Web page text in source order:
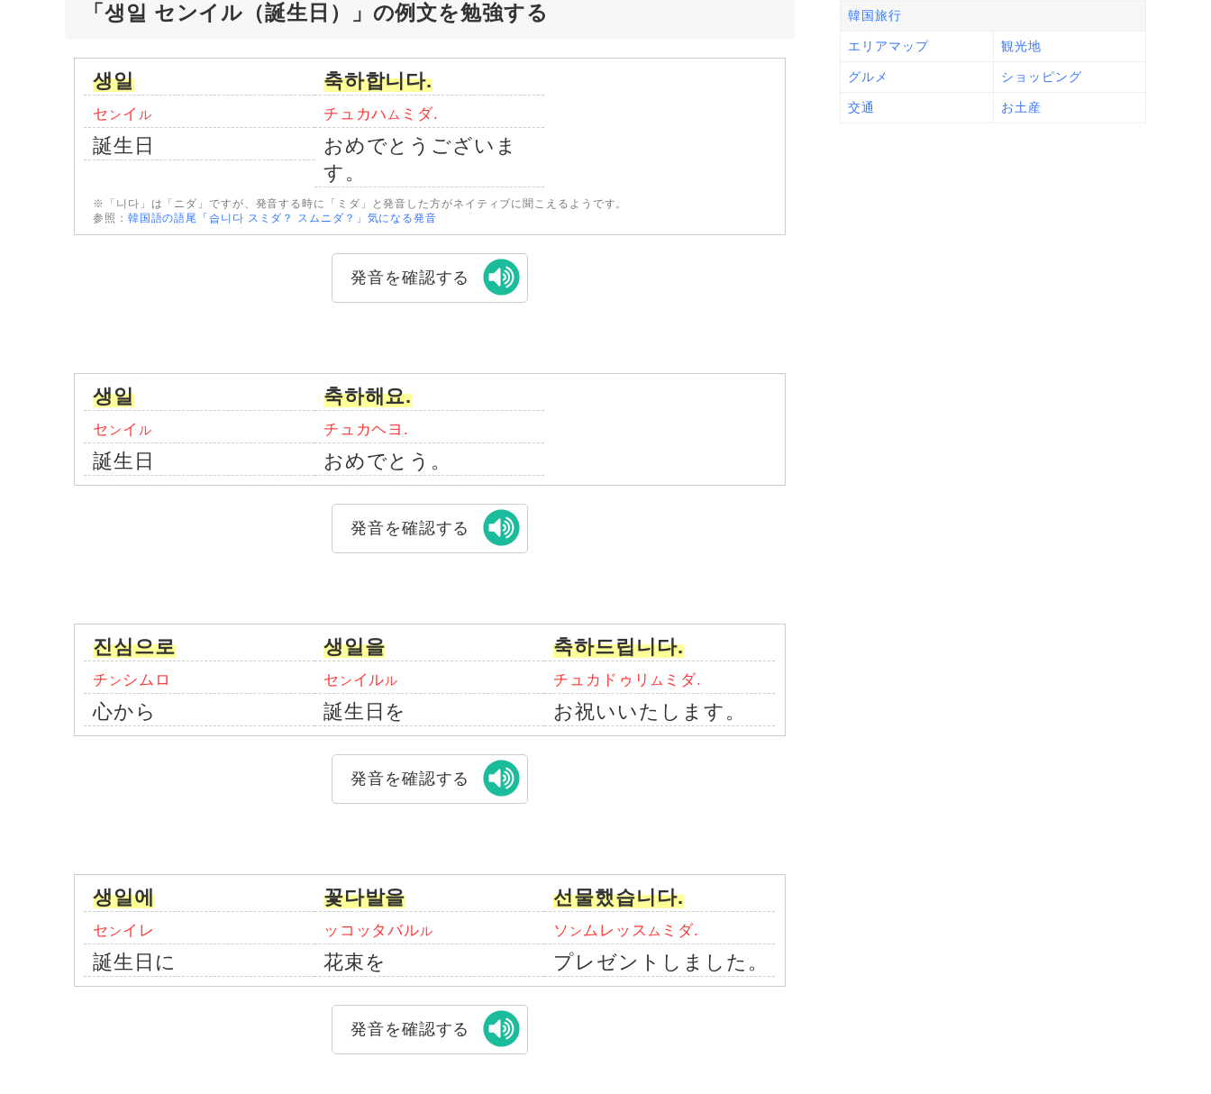
「생일 センイル（誕生日）」の例文を勉強する
생일 축하합니다.
セ ンイ ル チュカハ ム ミダ.
誕生日
おめでとうございま
す。
※「니다」は「ニダ」ですが、発音する時に「ミダ」と発音した方がネイティブに聞こえるようです。
参照： 韓国語の語尾「습니다 スミダ？ スムニダ？」気になる発音
発音を確認する
생일 축하해요.
セ ンイ ル チュカヘヨ.
誕生日 おめでとう。
発音を確認する
진심으로 생일을 축하드립니다.
チ ン シムロ セ ンイルル チュカドゥリ ム ミダ.
心から 誕生日を お祝いいたします。
発音を確認する
생일에 꽃다발을 선물했습니다.
セ ンイレ ッコッタバルル ソ ン ムレッス ム ミダ.
誕生日に 花束を プレゼントしました。
発音を確認する
韓国旅行
エリアマップ 観光地
グルメ ショッピング
交通 お土産